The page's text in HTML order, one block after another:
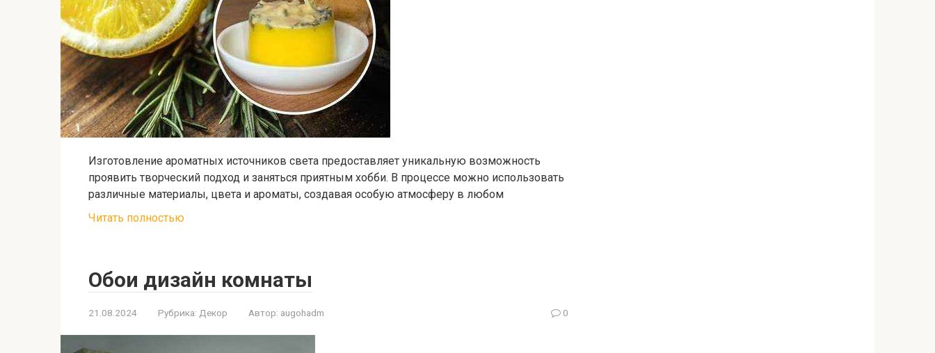
Изготовление ароматных источников света предоставляет уникальную возможность
проявить творческий подход и заняться приятным хобби. В процессе можно использовать
различные материалы, цвета и ароматы, создавая особую атмосферу в любом
Читать полностью
Обои дизайн комнаты
21.08.2024 Рубрика: Декор Автор: augohadm 0